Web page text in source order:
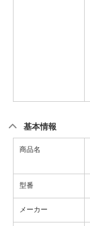
基本情報
商品名
型番
メーカー